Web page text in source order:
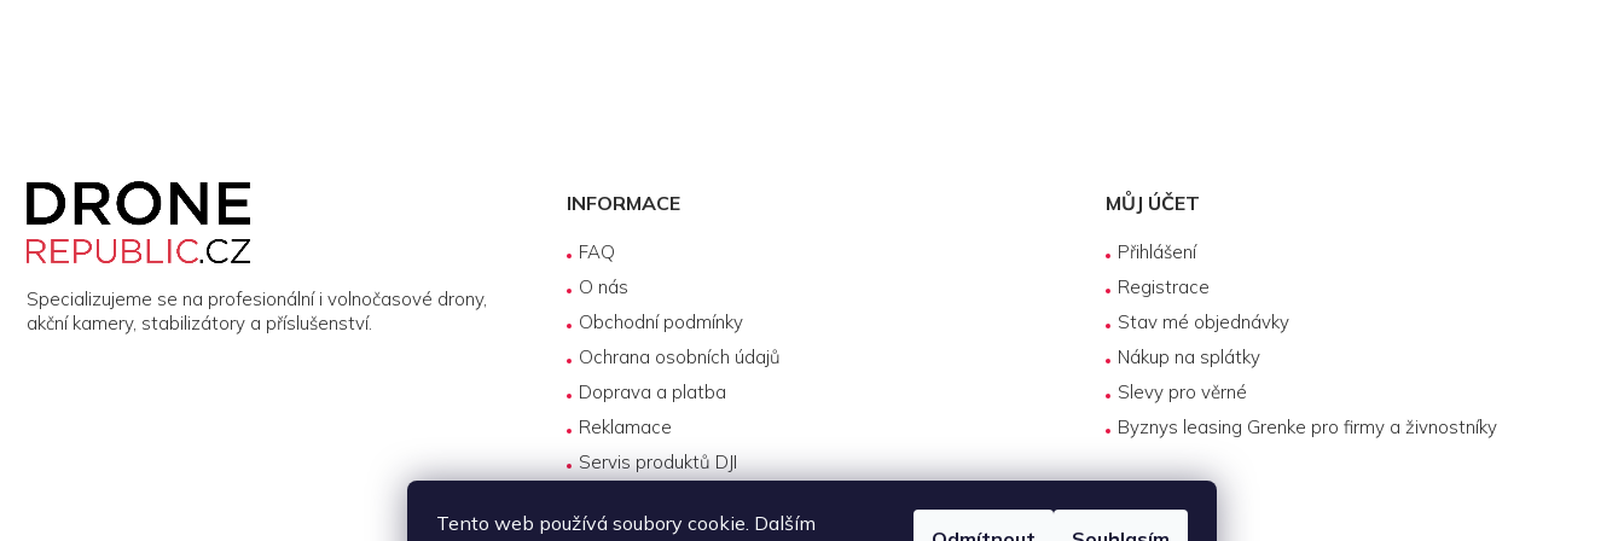
Tento web používá soubory cookie. Dalším
Specializujeme se na profesionální i volnočasové drony,
akční kamery, stabilizátory a příslušenství.
INFORMACE
FAQ
O nás
Obchodní podmínky
Ochrana osobních údajů
Doprava a platba
Reklamace
Servis produktů DJI
MŮJ ÚČET
Přihlášení
Registrace
Stav mé objednávky
Nákup na splátky
Slevy pro věrné
Byznys leasing Grenke pro firmy a živnostníky